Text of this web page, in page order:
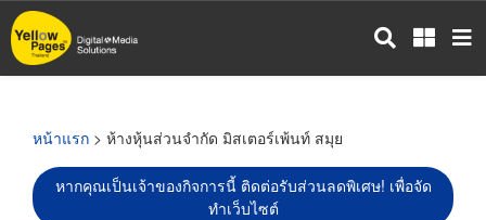
ข้าม
ไป
หน้าแรก > ห้างหุ้นส่วนจำกัด มิสเตอร์เพ้นท์ สมุย
หากคุณเป็นเจ้าของกิจการนี้ ติดต่อรับส่วนลดพิเศษ! เพื่อจัด
ทำเว็บไซต์